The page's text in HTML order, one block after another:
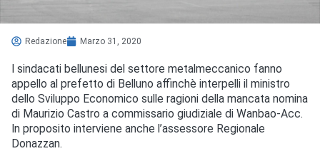
Redazione Marzo 31, 2020
I sindacati bellunesi del settore metalmeccanico fanno
appello al prefetto di Belluno affinchè interpelli il ministro
dello Sviluppo Economico sulle ragioni della mancata nomina
di Maurizio Castro a commissario giudiziale di Wanbao-Acc.
In proposito interviene anche l’assessore Regionale
Donazzan.